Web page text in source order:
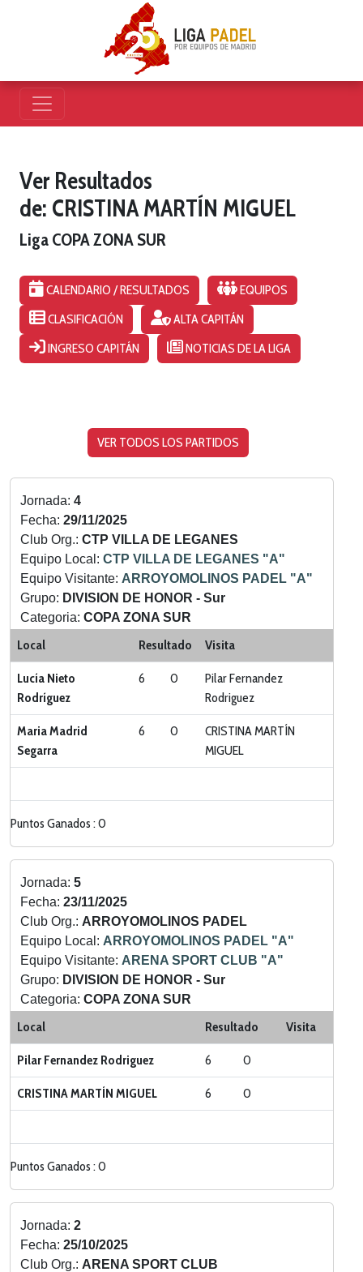
Ver Resultados
de: CRISTINA MARTÍN MIGUEL
Liga COPA ZONA SUR
CALENDARIO / RESULTADOS
EQUIPOS
CLASIFICACIÓN
ALTA CAPITÁN
INGRESO CAPITÁN
NOTICIAS DE LA LIGA
VER TODOS LOS PARTIDOS
Jornada: 4
Fecha: 29/11/2025
Club Org.: CTP VILLA DE LEGANES
Equipo Local: CTP VILLA DE LEGANES "A"
Equipo Visitante: ARROYOMOLINOS PADEL "A"
Grupo: DIVISION DE HONOR - Sur
Categoria: COPA ZONA SUR
Local Resultado Visita
Lucía Nieto
Rodríguez
6 0
Pilar Fernandez
Rodriguez
Maria Madrid
Segarra
6 0
CRISTINA MARTÍN
MIGUEL
Puntos Ganados : 0
Jornada: 5
Fecha: 23/11/2025
Club Org.: ARROYOMOLINOS PADEL
Equipo Local: ARROYOMOLINOS PADEL "A"
Equipo Visitante: ARENA SPORT CLUB "A"
Grupo: DIVISION DE HONOR - Sur
Categoria: COPA ZONA SUR
Local Resultado Visita
Pilar Fernandez Rodriguez 6 0
CRISTINA MARTÍN MIGUEL 6 0
Puntos Ganados : 0
Jornada: 2
Fecha: 25/10/2025
Club Org.: ARENA SPORT CLUB